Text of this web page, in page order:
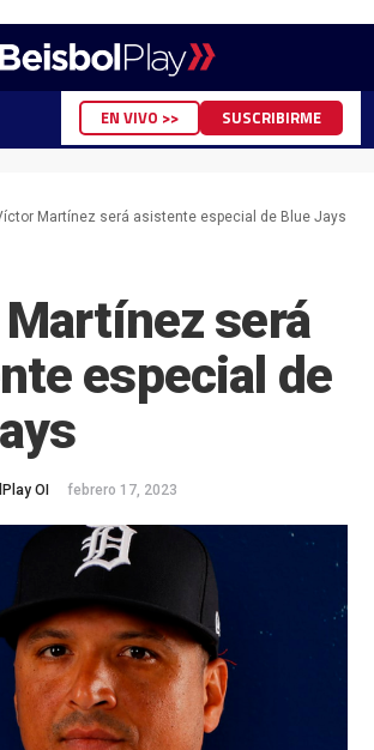
EN VIVO >> SUSCRIBIRME
Martínez será asistente especial de Blue Jays
será
especial de
OI febrero 17, 2023